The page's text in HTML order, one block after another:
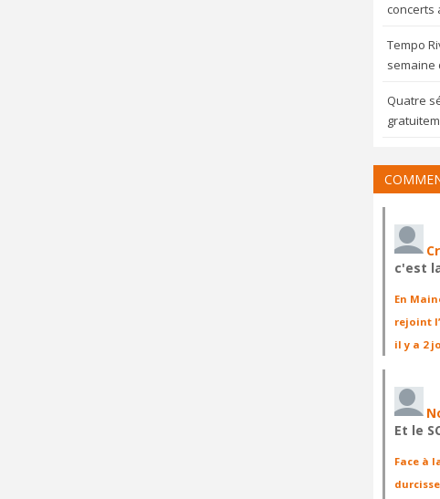
concerts
Tempo
semaine
Quatre
c'est
En
rejoint
il y a 2
Et le
Face à